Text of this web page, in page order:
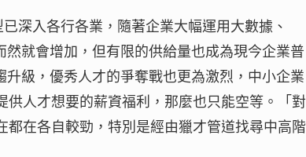
深入各行各業，隨著企業大幅運用大數據、
就會增加，但有限的供給量也成為現今企業普
級，優秀人才的爭奪戰也更為激烈，中小企業
人才想要的薪資福利，那麼也只能空等。「對
在各自較勁，特別是經由獵才管道找尋中高階